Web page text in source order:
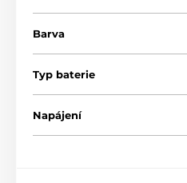
Barva
Typ baterie
Napájení